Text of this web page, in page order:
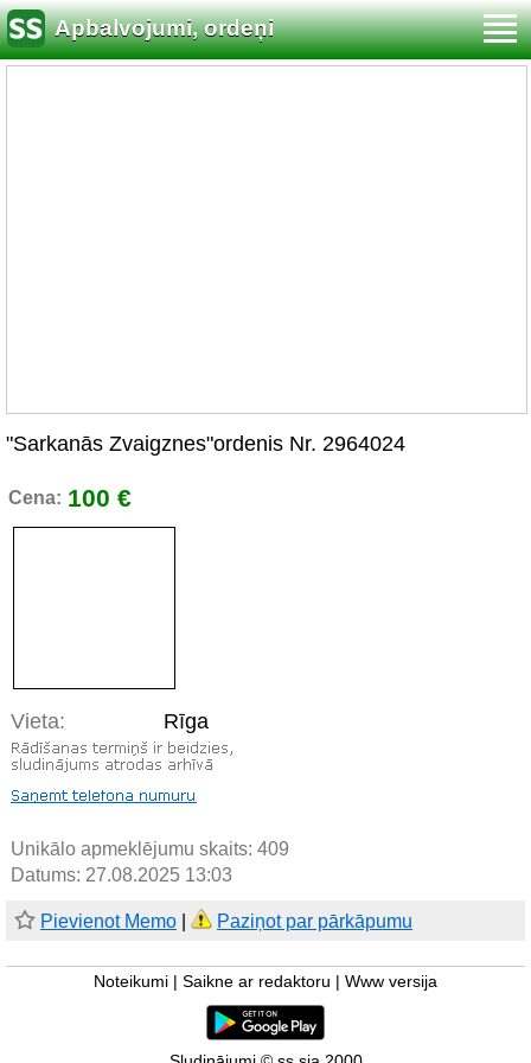
Apbalvojumi, ordeņi
"Sarkanās Zvaigznes"ordenis Nr. 2964024
Cena: 100 €
Vieta: Rīga
Unikālo apmeklējumu skaits: 409
Datums: 27.08.2025 13:03
Pievienot Memo Paziņot par pārkāpumu
Noteikumi Saikne ar redaktoru Www versija